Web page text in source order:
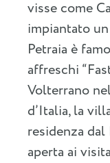
visse come
impiantato
Petraia è
affreschi
Volterrano
d’Italia, la
residenza
aperta ai